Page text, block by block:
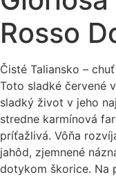
Rosso
Čisté Taliansko –
Toto sladké červené
sladký život v jeho
stredne karmínová
príťažlivá. Vôňa
jahôd, zjemnené
dotykom škorice. Na